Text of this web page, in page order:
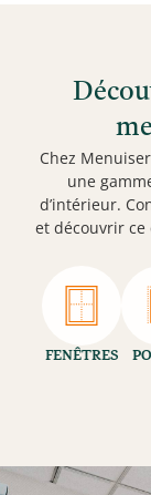
Chez
une
d’intérieur.
et découvrir
FENÊTRES